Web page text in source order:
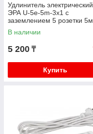
Удлинитель электрический
ЭРА U-5e-5m-3x1 с
заземлением 5 розетки 5м
ПВС 3x1мм2 16А
В наличии
5 200 ₸
Купить